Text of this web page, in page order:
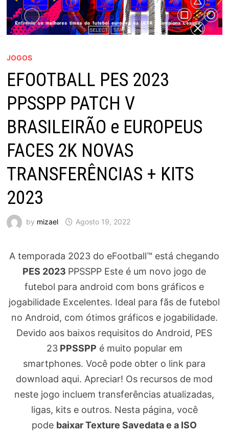
JOGOS
EFOOTBALL PES 2023
PPSSPP PATCH V
BRASILEIRÃO e EUROPEUS
FACES 2K NOVAS
TRANSFERÊNCIAS + KITS
2023
by mizael Agosto 19, 2022
A temporada 2023 do eFootball™ está chegando
PES 2023 PPSSPP Este é um novo jogo de
futebol para android com bons gráficos e
jogabilidade Excelentes. Ideal para fãs de futebol
no Android, com ótimos gráficos e jogabilidade.
Devido aos baixos requisitos do Android, PES
23PPSSPP é muito popular em
smartphones. Você pode obter o link para
download aqui. Apreciar! Os recursos de mod
neste jogo incluem transferências atualizadas,
ligas, kits e outros. Nesta página, você
pode baixar Texture Savedata e a ISO